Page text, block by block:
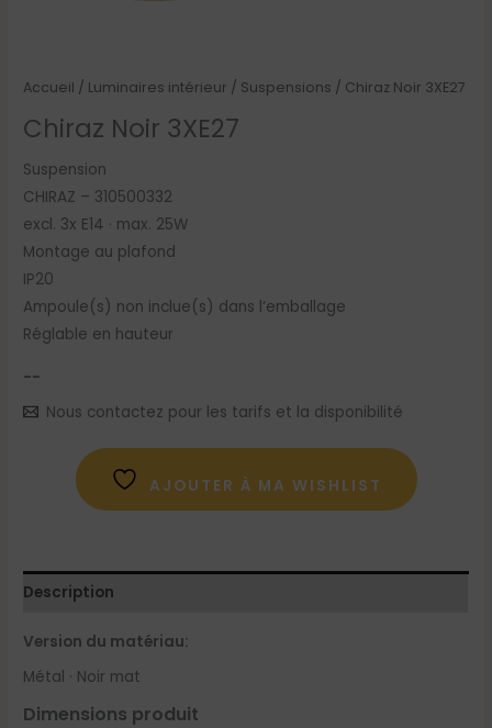
Accueil / Luminaires intérieur / Suspensions / Chiraz Noir 3XE27
Chiraz Noir 3XE27
Suspension
CHIRAZ – 310500332
excl. 3x E14 · max. 25W
Montage au plafond
IP20
Ampoule(s) non inclue(s) dans l‘emballage
Réglable en hauteur
--
Nous contactez pour les tarifs et la disponibilité
AJOUTER À MA WISHLIST
Description
Version du matériau:
Métal · Noir mat
Dimensions produit